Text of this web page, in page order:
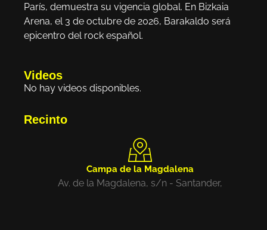
París, demuestra su vigencia global. En Bizkaia
Arena, el 3 de octubre de 2026, Barakaldo será
epicentro del rock español.
Videos
No hay videos disponibles.
Recinto
Campa de la Magdalena
Av. de la Magdalena, s/n - Santander,